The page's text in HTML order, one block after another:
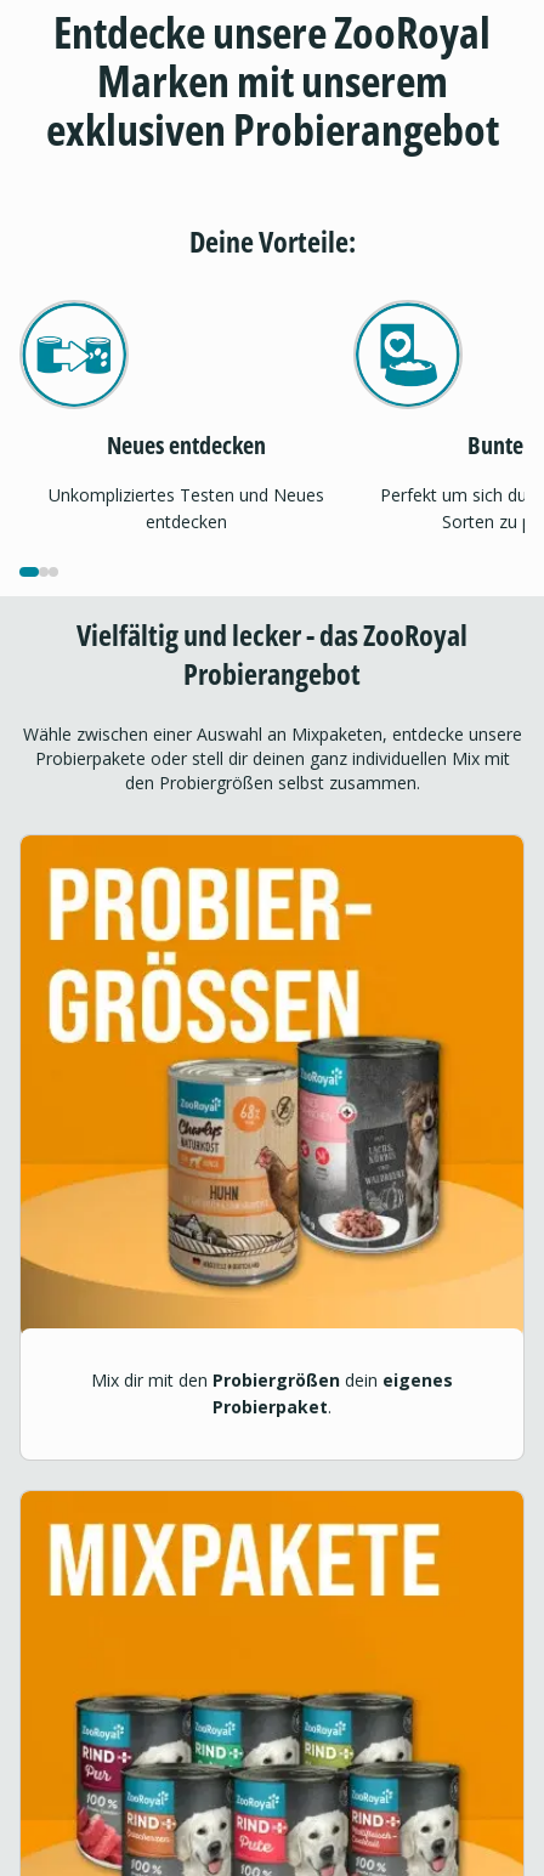
Entdecke unsere ZooRoyal
Marken mit unserem
exklusiven Probierangebot
Deine Vorteile:
Neues entdecken
Unkompliziertes Testen und Neues
entdecken
Bunter
Perfekt um sich
Sorten zu
Vielfältig und lecker - das ZooRoyal
Probierangebot
Wähle zwischen einer Auswahl an Mixpaketen, entdecke unsere
Probierpakete oder stell dir deinen ganz individuellen Mix mit
den Probiergrößen selbst zusammen.
Mix dir mit den Probiergrößen dein eigenes
Probierpaket.